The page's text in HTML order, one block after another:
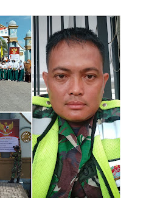
Gresik
Tebar Berkah Idul Adha, Bagikan Daging
Gelar Penyembelihan Hewan Qurban dari
RS Wates Husada Balongpanggang
Cerme Gresik Berbenah dan
81 RI